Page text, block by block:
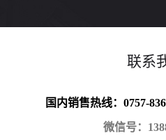
联系
国内销售热线：0757-
微信号：